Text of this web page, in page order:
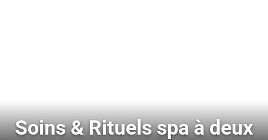
Soins & Rituels spa à deux